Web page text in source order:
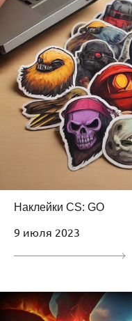
Наклейки CS: GO
9 июля 2023